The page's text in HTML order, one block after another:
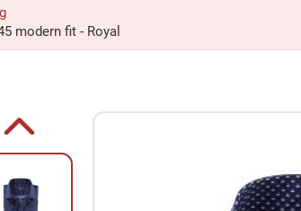
modern fit - Royal
springen